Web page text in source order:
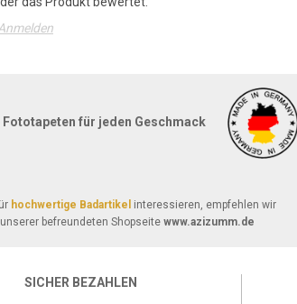
Fototapeten für jeden Geschmack
hochwertige Badartikel interessieren, empfehlen wir
befreundeten Shopseite www.azizumm.de
SICHER BEZAHLEN